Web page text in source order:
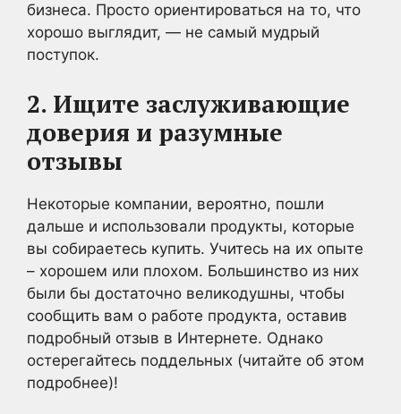
бизнеса. Просто ориентироваться на то, что
хорошо выглядит, — не самый мудрый
поступок.
2. Ищите заслуживающие
доверия и разумные
отзывы
Некоторые компании, вероятно, пошли
дальше и использовали продукты, которые
вы собираетесь купить. Учитесь на их опыте
– хорошем или плохом. Большинство из них
были бы достаточно великодушны, чтобы
сообщить вам о работе продукта, оставив
подробный отзыв в Интернете. Однако
остерегайтесь поддельных (читайте об этом
подробнее)!